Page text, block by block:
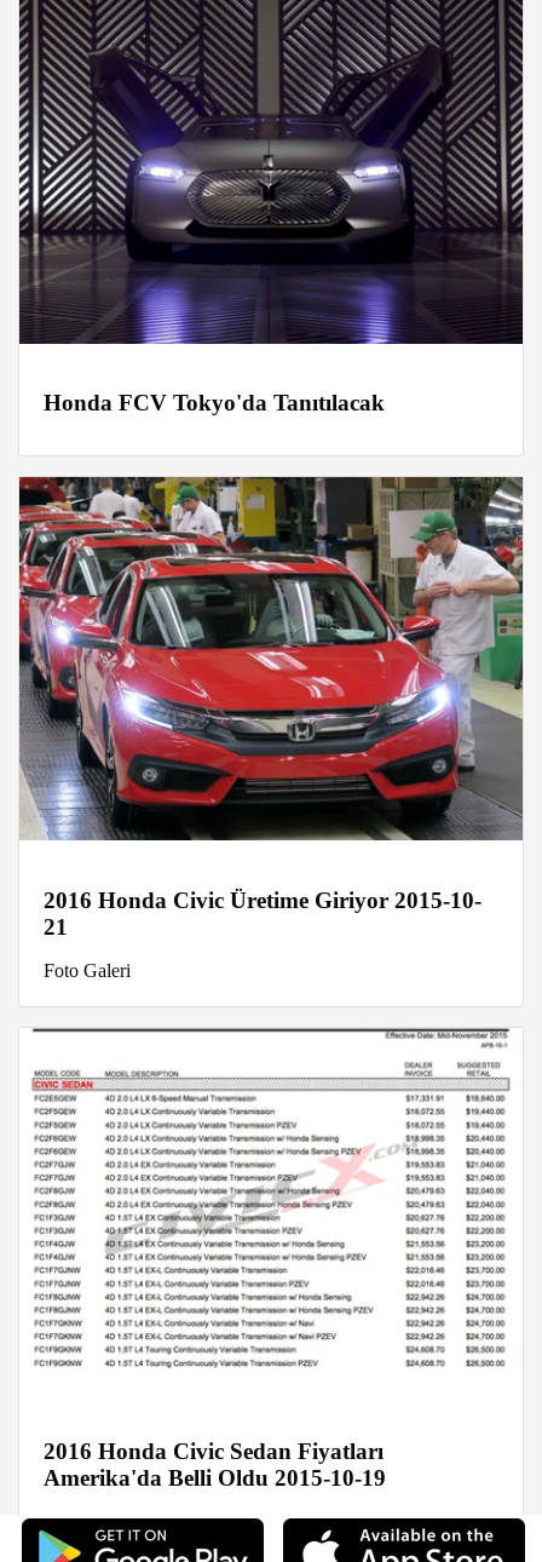
Honda FCV Tokyo'da Tanıtılacak
2016 Honda Civic Üretime Giriyor 2015-10-
21
Foto Galeri
2016 Honda Civic Sedan Fiyatları
Amerika'da Belli Oldu 2015-10-19
Yeni Modeller